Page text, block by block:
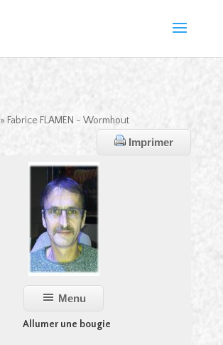
» Fabrice FLAMEN - Wormhout
Imprimer
Menu
Allumer une bougie